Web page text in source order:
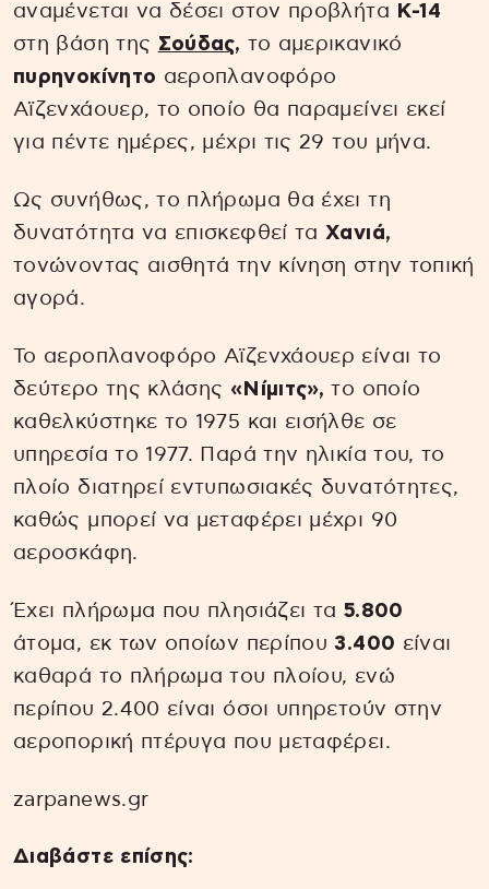
αναμένεται να δέσει στον προβλήτα Κ-14
στη βάση της Σούδας, το αμερικανικό
πυρηνοκίνητο αεροπλανοφόρο
Αϊζενχάουερ, το οποίο θα παραμείνει εκεί
για πέντε ημέρες, μέχρι τις 29 του μήνα.
Ως συνήθως, το πλήρωμα θα έχει τη
δυνατότητα να επισκεφθεί ταΧανιά,
τονώνοντας αισθητά την κίνηση στην τοπική
αγορά.
Το αεροπλανοφόρο Αϊζενχάουερ είναι το
δεύτερο της κλάσης «Νίμιτς», το οποίο
καθελκύστηκε το 1975 και εισήλθε σε
υπηρεσία το 1977. Παρά την ηλικία του, το
πλοίο διατηρεί εντυπωσιακές δυνατότητες,
καθώς μπορεί να μεταφέρει μέχρι 90
αεροσκάφη.
Έχει πλήρωμα που πλησιάζει τα 5.800
άτομα, εκ των οποίων περίπου3.400 είναι
καθαρά το πλήρωμα του πλοίου, ενώ
περίπου 2.400 είναι όσοι υπηρετούν στην
αεροπορική πτέρυγα που μεταφέρει.
zarpanews.gr
Διαβάστε επίσης: